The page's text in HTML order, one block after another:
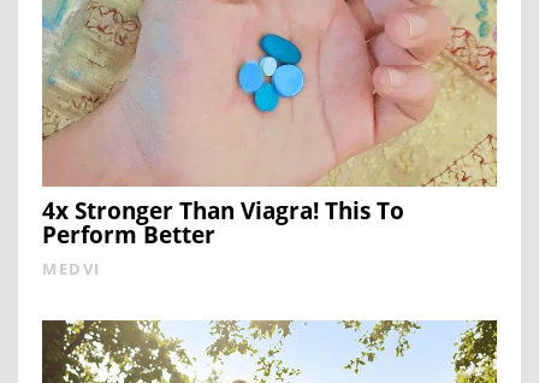
4x Stronger Than Viagra! This To
Perform Better
MEDVI